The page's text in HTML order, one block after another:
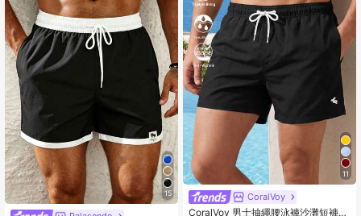
15
11
CoralVoy
CoralVoy 男士抽繩腰泳褲沙灘短褲，